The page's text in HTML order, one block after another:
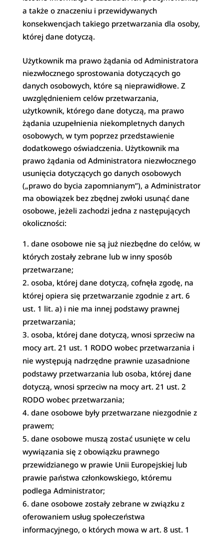
a także o znaczeniu i przewidywanych
konsekwencjach takiego przetwarzania dla osoby,
której dane dotyczą.
Użytkownik ma prawo żądania od Administratora
niezwłocznego sprostowania dotyczących go
danych osobowych, które są nieprawidłowe. Z
uwzględnieniem celów przetwarzania,
użytkownik, którego dane dotyczą, ma prawo
żądania uzupełnienia niekompletnych danych
osobowych, w tym poprzez przedstawienie
dodatkowego oświadczenia. Użytkownik ma
prawo żądania od Administratora niezwłocznego
usunięcia dotyczących go danych osobowych
(„prawo do bycia zapomnianym”), a Administrator
ma obowiązek bez zbędnej zwłoki usunąć dane
osobowe, jeżeli zachodzi jedna z następujących
okoliczności:
dane osobowe nie są już niezbędne do celów, w
których zostały zebrane lub w inny sposób
przetwarzane;
osoba, której dane dotyczą, cofnęła zgodę, na
której opiera się przetwarzanie zgodnie z art. 6
ust. 1 lit. a) i nie ma innej podstawy prawnej
przetwarzania;
osoba, której dane dotyczą, wnosi sprzeciw na
mocy art. 21 ust. 1 RODO wobec przetwarzania i
nie występują nadrzędne prawnie uzasadnione
podstawy przetwarzania lub osoba, której dane
dotyczą, wnosi sprzeciw na mocy art. 21 ust. 2
RODO wobec przetwarzania;
dane osobowe były przetwarzane niezgodnie z
prawem;
dane osobowe muszą zostać usunięte w celu
wywiązania się z obowiązku prawnego
przewidzianego w prawie Unii Europejskiej lub
prawie państwa członkowskiego, któremu
podlega Administrator;
dane osobowe zostały zebrane w związku z
oferowaniem usług społeczeństwa
informacyjnego, o których mowa w art. 8 ust. 1